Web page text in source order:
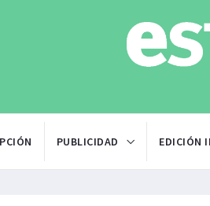
PUBLICIDAD EDICIÓN